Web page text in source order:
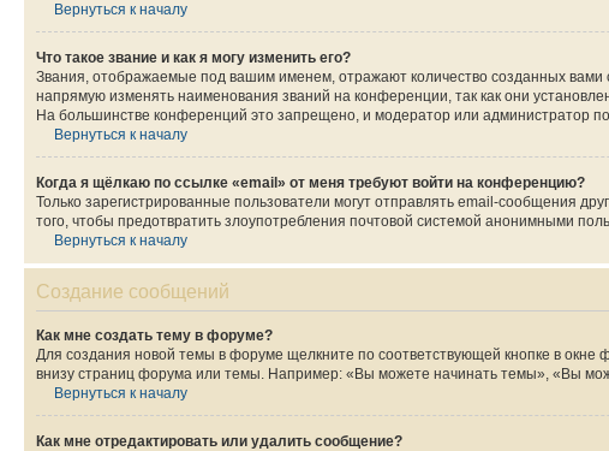
Вернуться к началу
Что такое звание и как я могу изменить его?
Звания, отображаемые под вашим именем, отражают количество созданных
напрямую изменять наименования званий на конференции, так как они
На большинстве конференций это запрещено, и модератор или администратор
Вернуться к началу
Когда я щёлкаю по ссылке «email» от меня требуют войти на конференцию?
Только зарегистрированные пользователи могут отправлять email-сообщения
того, чтобы предотвратить злоупотребления почтовой системой анонимными
Вернуться к началу
Создание сообщений
Как мне создать тему в форуме?
Для создания новой темы в форуме щелкните по соответствующей кнопке в
внизу страниц форума или темы. Например: «Вы можете начинать темы», «Вы
Вернуться к началу
Как мне отредактировать или удалить сообщение?